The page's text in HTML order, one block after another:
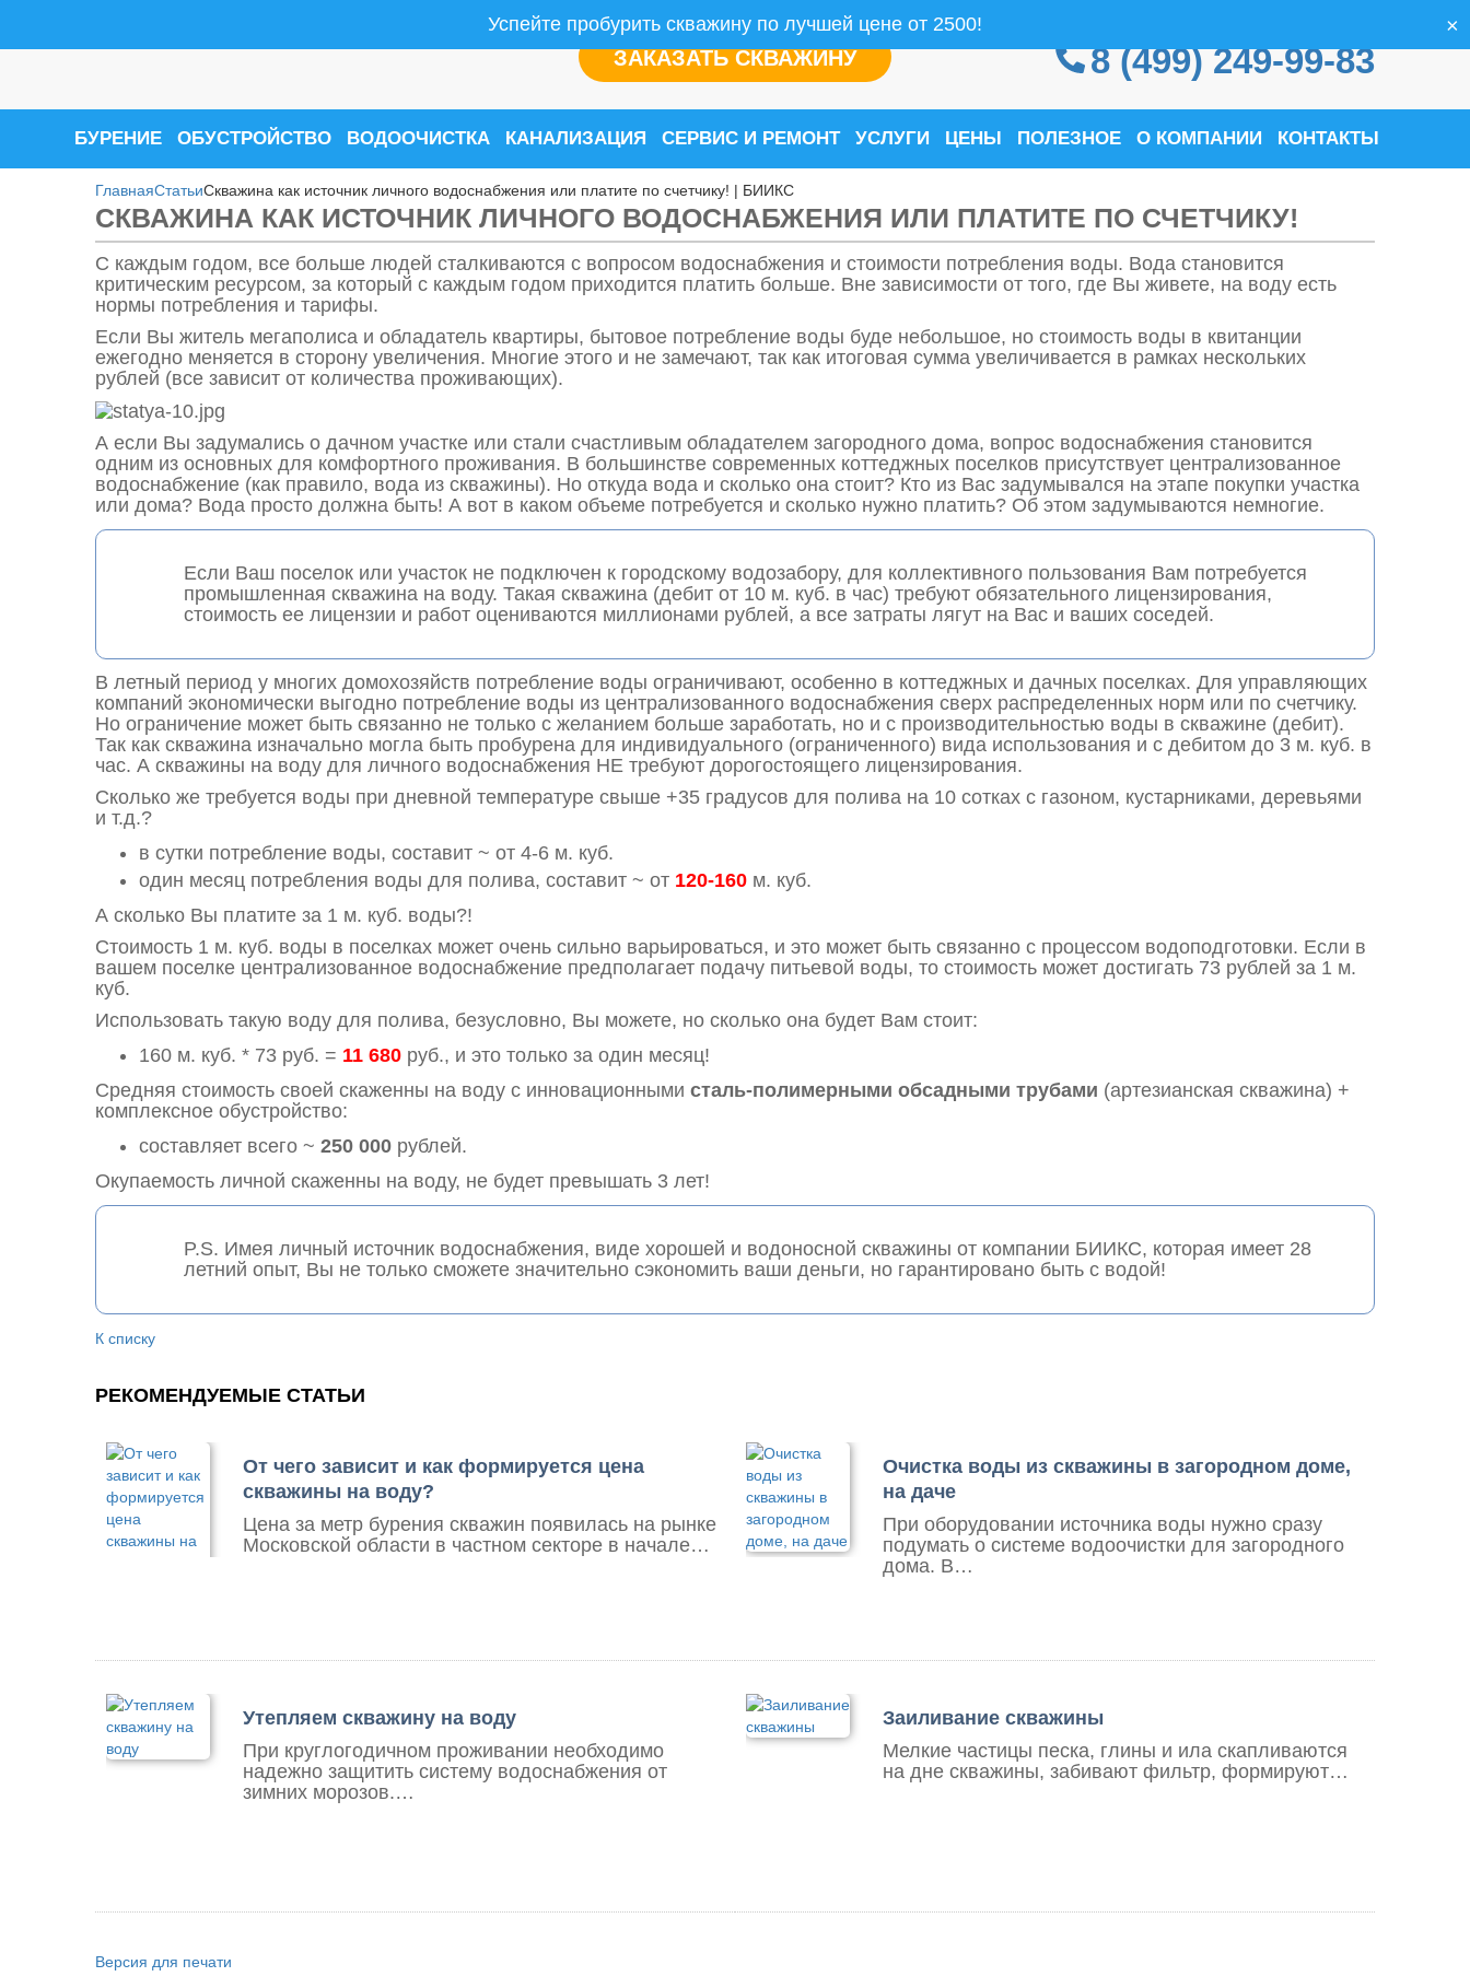
Успейте пробурить скважину по лучшей цене от 2500!
×
ЗАКАЗАТЬ СКВАЖИНУ
8 (499) 249-99-83
БУРЕНИЕ ОБУСТРОЙСТВО ВОДООЧИСТКА КАНАЛИЗАЦИЯ СЕРВИС И РЕМОНТ УСЛУГИ ЦЕНЫ ПОЛЕЗНОЕ О КОМПАНИИ КОНТАКТЫ
ГлавнаяСтатьиСкважина как источник личного водоснабжения или платите по счетчику! | БИИКС
СКВАЖИНА КАК ИСТОЧНИК ЛИЧНОГО ВОДОСНАБЖЕНИЯ ИЛИ ПЛАТИТЕ ПО СЧЕТЧИКУ!
С каждым годом, все больше людей сталкиваются с вопросом водоснабжения и стоимости потребления воды. Вода становится
критическим ресурсом, за который с каждым годом приходится платить больше. Вне зависимости от того, где Вы живете, на воду есть
нормы потребления и тарифы.
Если Вы житель мегаполиса и обладатель квартиры, бытовое потребление воды буде небольшое, но стоимость воды в квитанции
ежегодно меняется в сторону увеличения. Многие этого и не замечают, так как итоговая сумма увеличивается в рамках нескольких
рублей (все зависит от количества проживающих).
А если Вы задумались о дачном участке или стали счастливым обладателем загородного дома, вопрос водоснабжения становится
одним из основных для комфортного проживания. В большинстве современных коттеджных поселков присутствует централизованное
водоснабжение (как правило, вода из скважины). Но откуда вода и сколько она стоит? Кто из Вас задумывался на этапе покупки участка
или дома? Вода просто должна быть! А вот в каком объеме потребуется и сколько нужно платить? Об этом задумываются немногие.
Если Ваш поселок или участок не подключен к городскому водозабору, для коллективного пользования Вам потребуется
промышленная скважина на воду. Такая скважина (дебит от 10 м. куб. в час) требуют обязательного лицензирования,
стоимость ее лицензии и работ оцениваются миллионами рублей, а все затраты лягут на Вас и ваших соседей.
В летный период у многих домохозяйств потребление воды ограничивают, особенно в коттеджных и дачных поселках. Для управляющих
компаний экономически выгодно потребление воды из централизованного водоснабжения сверх распределенных норм или по счетчику.
Но ограничение может быть связанно не только с желанием больше заработать, но и с производительностью воды в скважине (дебит).
Так как скважина изначально могла быть пробурена для индивидуального (ограниченного) вида использования и с дебитом до 3 м. куб. в
час. А скважины на воду для личного водоснабжения НЕ требуют дорогостоящего лицензирования.
Сколько же требуется воды при дневной температуре свыше +35 градусов для полива на 10 сотках с газоном, кустарниками, деревьями
и т.д.?
в сутки потребление воды, составит ~ от 4-6 м. куб.
один месяц потребления воды для полива, составит ~ от 120-160 м. куб.
А сколько Вы платите за 1 м. куб. воды?!
Стоимость 1 м. куб. воды в поселках может очень сильно варьироваться, и это может быть связанно с процессом водоподготовки. Если в
вашем поселке централизованное водоснабжение предполагает подачу питьевой воды, то стоимость может достигать 73 рублей за 1 м.
куб.
Использовать такую воду для полива, безусловно, Вы можете, но сколько она будет Вам стоит:
160 м. куб. * 73 руб. = 11 680 руб., и это только за один месяц!
Средняя стоимость своей скаженны на воду с инновационными сталь-полимерными обсадными трубами (артезианская скважина) +
комплексное обустройство:
составляет всего ~ 250 000 рублей.
Окупаемость личной скаженны на воду, не будет превышать 3 лет!
P.S. Имея личный источник водоснабжения, виде хорошей и водоносной скважины от компании БИИКС, которая имеет 28
летний опыт, Вы не только сможете значительно сэкономить ваши деньги, но гарантировано быть с водой!
К списку
РЕКОМЕНДУЕМЫЕ СТАТЬИ
От чего зависит и как формируется цена
скважины на воду?
Цена за метр бурения скважин появилась на рынке
Московской области в частном секторе в начале…
Очистка воды из скважины в загородном доме,
на даче
При оборудовании источника воды нужно сразу
подумать о системе водоочистки для загородного
дома. В…
Утепляем скважину на воду
При круглогодичном проживании необходимо
надежно защитить систему водоснабжения от
зимних морозов.…
Заиливание скважины
Мелкие частицы песка, глины и ила скапливаются
на дне скважины, забивают фильтр, формируют…
Версия для печати